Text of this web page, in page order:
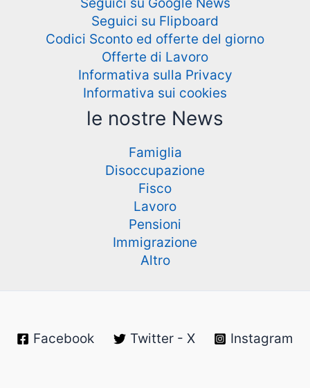
Seguici su Google News
Seguici su Flipboard
Codici Sconto ed offerte del giorno
Offerte di Lavoro
Informativa sulla Privacy
Informativa sui cookies
le nostre News
Famiglia
Disoccupazione
Fisco
Lavoro
Pensioni
Immigrazione
Altro
Facebook Twitter - X Instagram